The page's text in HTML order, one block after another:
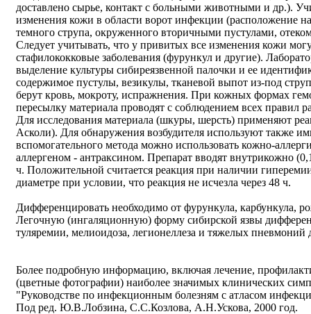
доставлено сырье, контакт с больными животными и др.).
изменения кожи в области ворот инфекции (расположение
темного струпа, окруженного вторичными пустулами,
Следует учитывать, что у привитых все изменения кожи
стафилококковые заболевания (фурункул и другие).
выделение культуры сибиреязвенной палочки и ее
содержимое пустулы, везикулы, тканевой выпот из-под
берут кровь, мокроту, испражнения. При кожных формах
пересылку материала проводят с соблюдением всех правил
Для исследования материала (шкуры, шерсть) применяют
Асколи). Для обнаружения возбудителя используют также
вспомогательного метода можно использовать кожно-
аллергеном - антраксином. Препарат вводят внутрикожно
ч. Положительной считается реакция при наличии
диаметре при условии, что реакция не исчезла через 48 ч.
Дифференцировать необходимо от фурункула, карбункула,
Легочную (ингаляционную) форму сибирской язвы
туляремии, мелиоидоза, легионеллеза и тяжелых пневмоний
Более подробную информацию, включая лечение,
(цветные фотографии) наиболее значимых клинических
"Руководстве по инфекционным болезням с атласом
Под ред. Ю.В.Лобзина, С.С.Козлова, А.Н.Ускова, 2000 год.